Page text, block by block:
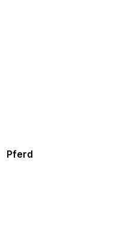
Pferd